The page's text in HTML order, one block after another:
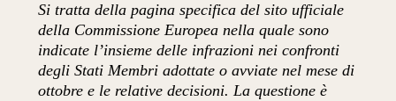
Si tratta della pagina specifica del sito ufficiale
della Commissione Europea nella quale sono
indicate l’insieme delle infrazioni nei confronti
degli Stati Membri adottate o avviate nel mese di
ottobre e le relative decisioni. La questione è